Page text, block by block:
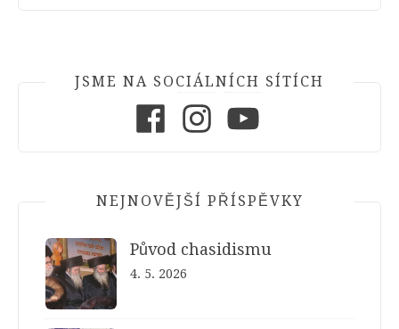
JSME NA SOCIÁLNÍCH SÍTÍCH
NEJNOVĚJŠÍ PŘÍSPĚVKY
Původ chasidismu
4. 5. 2026